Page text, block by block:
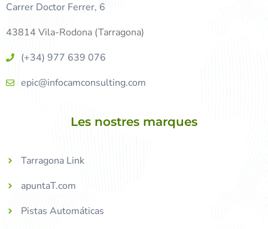
Carrer Doctor Ferrer, 6
43814 Vila-Rodona (Tarragona)
(+34) 977 639 076
epic@infocamconsulting.com
Les nostres marques
Tarragona Link
apuntaT.com
Pistas Automáticas